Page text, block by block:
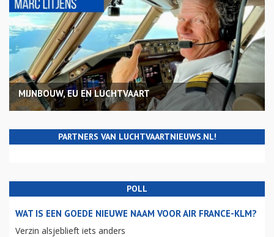
MIJNBOUW, EU EN LUCHTVAART
PARTNERS VAN LUCHTVAARTNIEUWS.NL!
POLL
WAT IS EEN GOEDE NIEUWE NAAM VOOR AIR FRANCE-KLM?
Verzin alsjeblieft iets anders